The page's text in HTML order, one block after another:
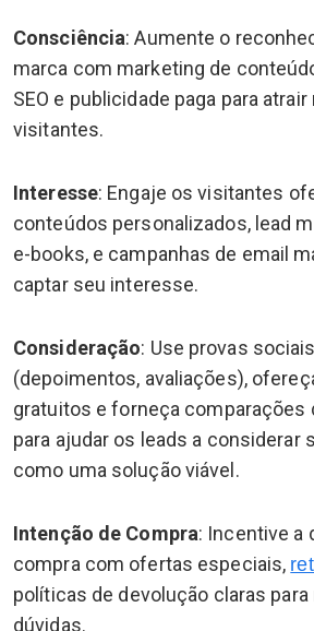
Consciência: Aumente o
marca com marketing de
SEO e publicidade paga para atrair
visitantes.
Interesse: Engaje os visitantes
conteúdos personalizados, lead
e-books, e campanhas de email
captar seu interesse.
Consideração: Use provas sociais
(depoimentos, avaliações),
gratuitos e forneça comparações
para ajudar os leads a considerar
como uma solução viável.
Intenção de Compra: Incentive a
compra com ofertas especiais,
políticas de devolução claras
dúvidas.